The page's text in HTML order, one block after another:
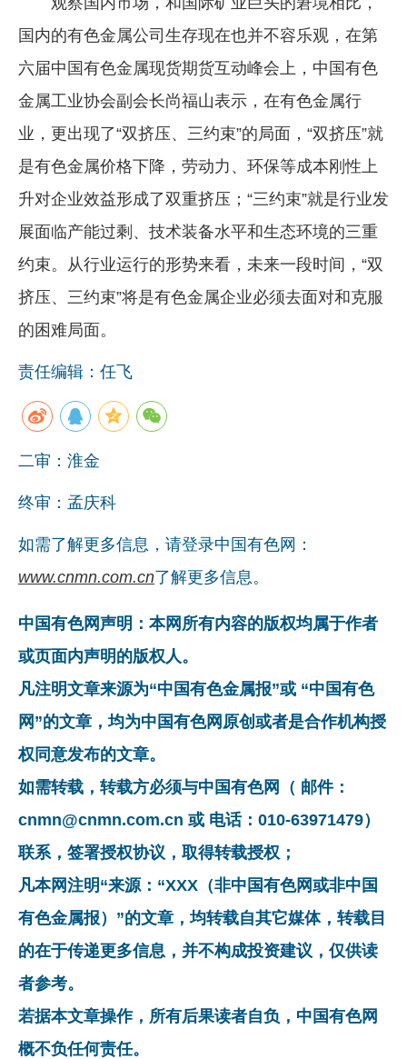
国内的有色金属公司生存现在也并不容乐观，在第
六届中国有色金属现货期货互动峰会上，中国有色
金属工业协会副会长尚福山表示，在有色金属行
业，更出现了“双挤压、三约束”的局面，“双挤压”就
是有色金属价格下降，劳动力、环保等成本刚性上
升对企业效益形成了双重挤压；“三约束”就是行业发
展面临产能过剩、技术装备水平和生态环境的三重
约束。从行业运行的形势来看，未来一段时间，“双
挤压、三约束”将是有色金属企业必须去面对和克服
的困难局面。
责任编辑：任飞
二审：淮金
终审：孟庆科
如需了解更多信息，请登录中国有色网：
www.cnmn.com.cn了解更多信息。
中国有色网声明：本网所有内容的版权均属于作者
或页面内声明的版权人。
凡注明文章来源为“中国有色金属报”或 “中国有色
网”的文章，均为中国有色网原创或者是合作机构授
权同意发布的文章。
如需转载，转载方必须与中国有色网（ 邮件：
cnmn@cnmn.com.cn 或 电话：010-63971479）
联系，签署授权协议，取得转载授权；
凡本网注明“来源：“XXX（非中国有色网或非中国
有色金属报）”的文章，均转载自其它媒体，转载目
的在于传递更多信息，并不构成投资建议，仅供读
者参考。
若据本文章操作，所有后果读者自负，中国有色网
概不负任何责任。